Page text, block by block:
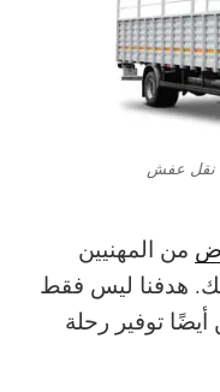
نقل عفش
من المهنيين
هدفنا ليس فقط
توفير رحلة